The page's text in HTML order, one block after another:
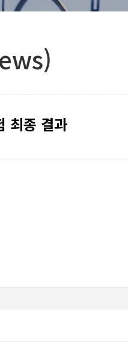
최종 결과